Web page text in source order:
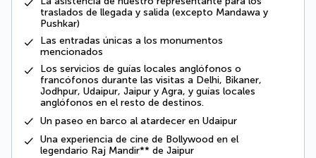
traslados de llegada y salida (excepto Mandawa y
Pushkar)
Las entradas únicas a los monumentos
mencionados
Los servicios de guías locales anglófonos o
francófonos durante las visitas a Delhi, Bikaner,
Jodhpur, Udaipur, Jaipur y Agra, y guías locales
anglófonos en el resto de destinos.
Un paseo en barco al atardecer en Udaipur
Una experiencia de cine de Bollywood en el
legendario Raj Mandir** de Jaipur